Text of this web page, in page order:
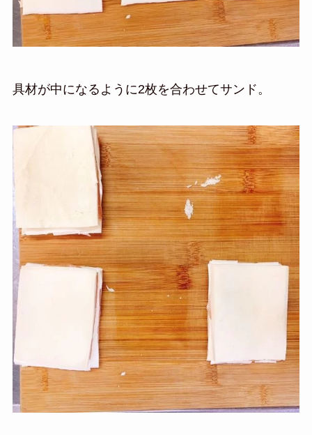
具材が中になるように2枚を合わせてサンド。